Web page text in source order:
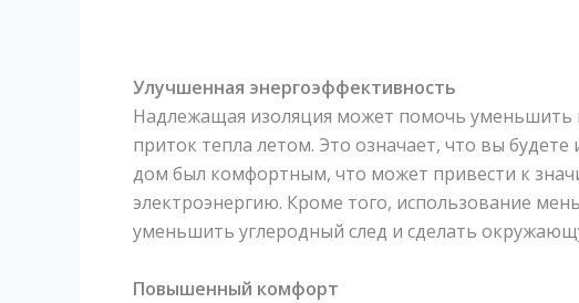
Улучшенная энергоэффективность
Надлежащая изоляция может помочь уменьшить
приток тепла летом. Это означает, что вы
дом был комфортным, что может привести к
электроэнергию. Кроме того, использование
уменьшить углеродный след и сделать
Повышенный комфорт